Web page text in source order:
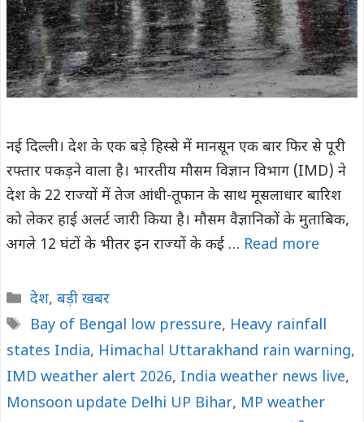
नई दिल्ली। देश के एक बड़े हिस्से में मानसून एक बार फिर से पूरी
रफ्तार पकड़ने वाला है। भारतीय मौसम विज्ञान विभाग (IMD) ने
देश के 22 राज्यों में तेज आंधी-तूफान के साथ मूसलाधार बारिश
को लेकर हाई अलर्ट जारी किया है। मौसम वैज्ञानिकों के मुताबिक,
अगले 12 घंटों के भीतर इन राज्यों के कई … Read more
Categories
देश, बड़ी खबर
Tags
Bay of Bengal low pressure, Heavy rainfall
states India, Himachal Uttarakhand rain warning,
IMD weather alert 2026, India weather news live,
Monsoon update Delhi UP Bihar, MP weather